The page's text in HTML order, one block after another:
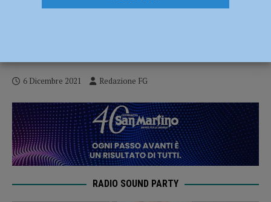
Presentato alle autorità il libro strenna
6 Dicembre 2021 Redazione FG
RADIO SOUND PARTY